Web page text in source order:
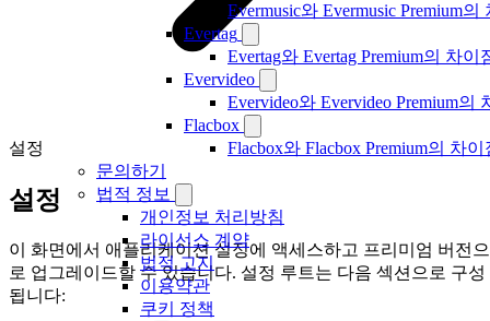
Evermusic와 Evermusic Premium의
Evertag
Evertag와 Evertag Premium의 차
Evervideo
Evervideo와 Evervideo Premium의
Flacbox
Flacbox와 Flacbox Premium의 차
문의하기
법적 정보
개인정보 처리방침
라이선스 계약
법적 고지
이용약관
쿠키 정책
설정
설정
이 화면에서 애플리케이션 설정에 액세스하고 프리미엄 버전으
로 업그레이드할 수 있습니다. 설정 루트는 다음 섹션으로 구성
됩니다: